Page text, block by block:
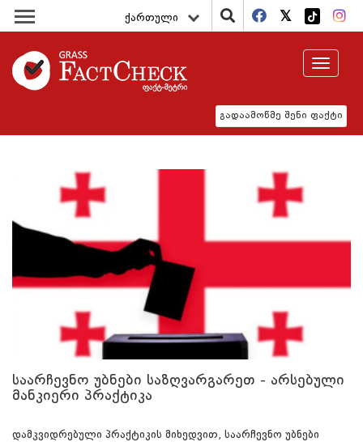
ქართული
გადაამოწმე შენი ფაქტი
Toggle
საარჩევნო უბნები საზღვარგარეთ - არსებული
მანკიერი პრაქტიკა
დამკვიდრებული პრაქტიკის მიხედვით, საარჩევნო უბნები